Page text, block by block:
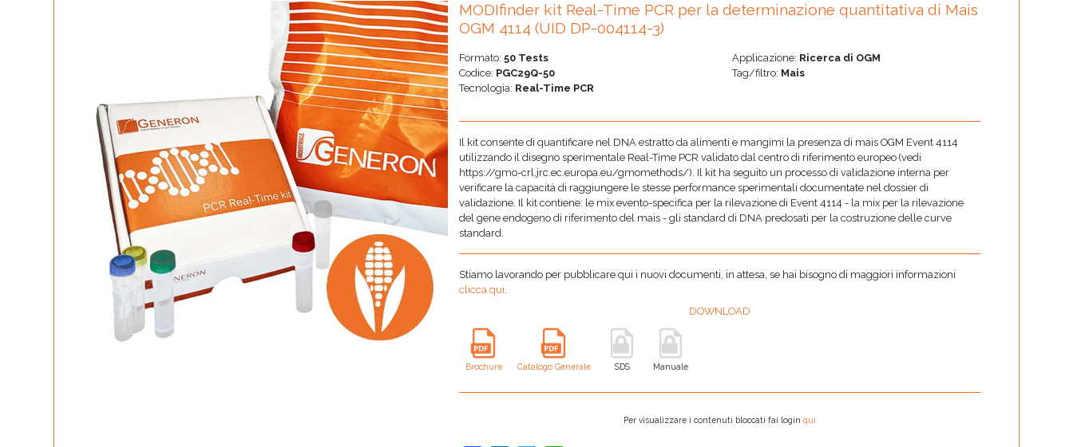
MODIfinder kit Real-Time PCR per la determinazione quantitativa di Mais
OGM 4114 (UID DP-004114-3)
Formato:50 Tests
Codice: PGC29Q-50
Tecnologia: Real-Time PCR
Applicazione: Ricerca di OGM
Tag/filtro: Mais
Il kit consente di quantificare nel DNA estratto da alimenti e mangimi la presenza di mais OGM Event 4114
utilizzando il disegno sperimentale Real-Time PCR validato dal centro di riferimento europeo (vedi
https://gmo-crl.jrc.ec.europa.eu/gmomethods/). Il kit ha seguito un processo di validazione interna per
verificare la capacità di raggiungere le stesse performance sperimentali documentate nel dossier di
validazione. Il kit contiene: le mix evento-specifica per la rilevazione di Event 4114 - la mix per la rilevazione
del gene endogeno di riferimento del mais - gli standard di DNA predosati per la costruzione delle curve
standard.
Stiamo lavorando per pubblicare qui i nuovi documenti, in attesa, se hai bisogno di maggiori informazioni
clicca qui.
DOWNLOAD
Brochure Catalogo Generale SDS Manuale
Per visualizzare i contenuti bloccati fai loginqui